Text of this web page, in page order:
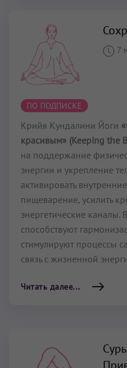
7
ПО ПОДПИСКЕ
Крийя Кундалини Йоги
красивым» (Keeping the
на поддержание
энергии и укрепление
активировать
пищеварение, усилить
энергетические
способствуют
стимулируют процессы
связь с жизненной
Читать далее...